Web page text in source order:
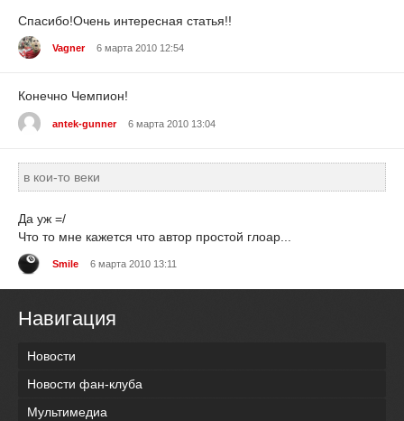
Спасибо!Очень интересная статья!!
Vagner 6 марта 2010 12:54
Конечно Чемпион!
antek-gunner 6 марта 2010 13:04
в кои-то веки
Да уж =/
Что то мне кажется что автор простой глоар...
Smile 6 марта 2010 13:11
Навигация
Новости
Новости фан-клуба
Мультимедиа